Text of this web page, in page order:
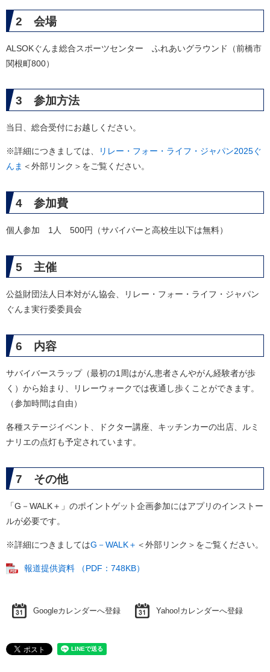
2 会場
ALSOKぐんま総合スポーツセンター ふれあいグラウンド（前橋市
関根町800）
3 参加方法
当日、総合受付にお越しください。
※詳細につきましては、
リレー・フォー・ライフ・ジャパン2025ぐ
んま ＜外部リンク＞ をご覧ください。
4 参加費
個人参加 1人 500円（サバイバーと高校生以下は無料）
5 主催
公益財団法人日本対がん協会、リレー・フォー・ライフ・ジャパン
ぐんま実行委委員会
6 内容
サバイバースラップ（最初の1周はがん患者さんやがん経験者が歩
く）から始まり、リレーウォークでは夜通し歩くことができます。
（参加時間は自由）
各種ステージイベント、ドクター講座、キッチンカーの出店、ルミ
ナリエの点灯も予定されています。
7 その他
「G－WALK＋」のポイントゲット企画参加にはアプリのインストー
ルが必要です。
※詳細につきましてはG－WALK＋ ＜外部リンク＞ をご覧ください。
報道提供資料 （PDF：748KB）
Googleカレンダーへ登録 Yahoo!カレンダーへ登録